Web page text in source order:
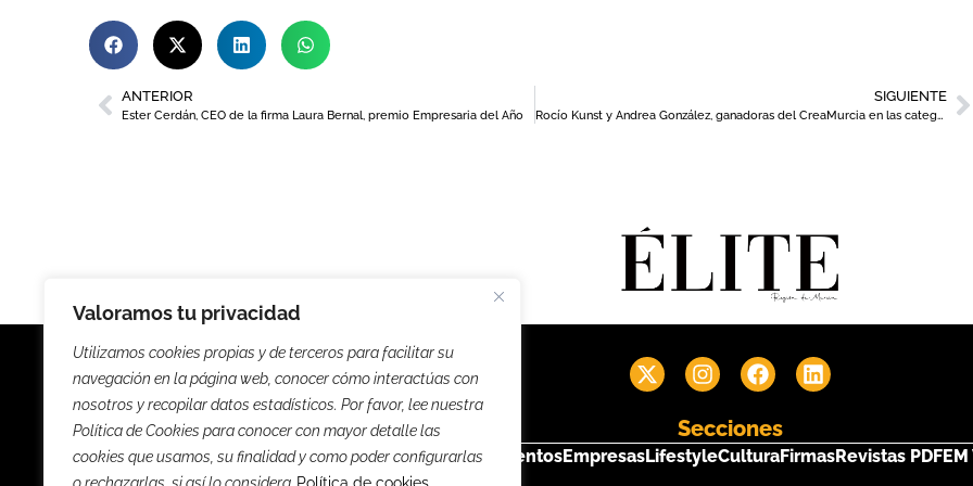
Valoramos tu privacidad
Utilizamos cookies propias y de terceros para facilitar su
navegación en la página web, conocer cómo interactúas con
nosotros y recopilar datos estadísticos. Por favor, lee nuestra
Política de Cookies para conocer con mayor detalle las
cookies que usamos, su finalidad y como poder configurarlas
ANTERIOR
Ester Cerdán, CEO de la firma Laura Bernal, premio Empresaria del Año
SIGUIENTE
Rocío Kunst y Andrea González, ganadoras del CreaMurcia en las categorías de Fotografía y Artes Visuales
Secciones
NoticiasEntrevistas EventosEmpresasLifestyleCulturaFirmasRevistas PDFEM